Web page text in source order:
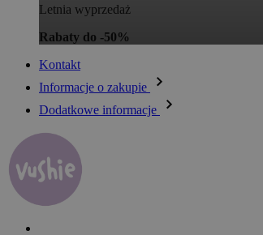
Letnia wyprzedaż
Rabaty do -50%
Kontakt
Informacje o zakupie
Dodatkowe informacje